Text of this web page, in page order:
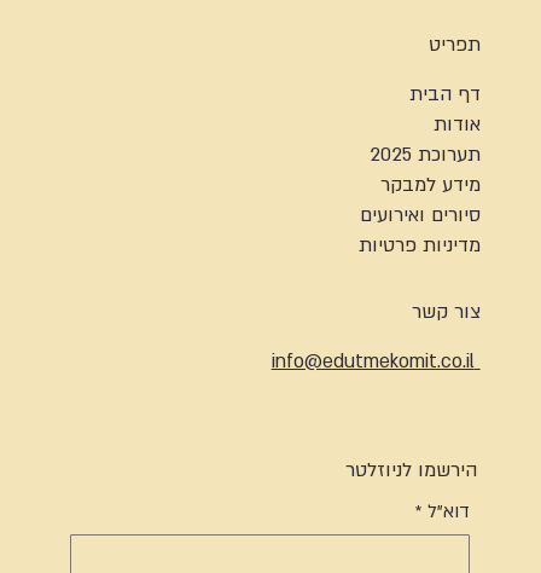
תפריט
דף הבית
אודות
תערוכת 2025
מידע למבקר
סיורים ואירועים
מדיניות פרטיות
צור קשר
info@edutmekomit.co.il
הירשמו לניוזלטר
דוא"ל *